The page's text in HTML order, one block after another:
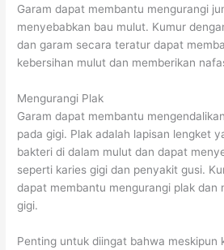
Garam dapat membantu mengurangi
menyebabkan bau mulut. Kumur
dan garam secara teratur dapat
kebersihan mulut dan memberikan
Mengurangi Plak
Garam dapat membantu
pada gigi. Plak adalah lapisan lengket
bakteri di dalam mulut dan dapat
seperti karies gigi dan penyakit gusi.
dapat membantu mengurangi plak dan
gigi.
Penting untuk diingat bahwa meskipun